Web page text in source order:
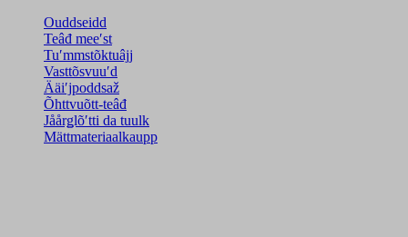
Ouddseidd
Teâđ meeʹst
Tuʹmmstõktuâjj
Vasttõsvuuʹd
Ääiʹjpoddsaž
Õhttvuõtt-teâđ
Jåårǥlõʹtti da tuulk
Mättmateriaalkaupp